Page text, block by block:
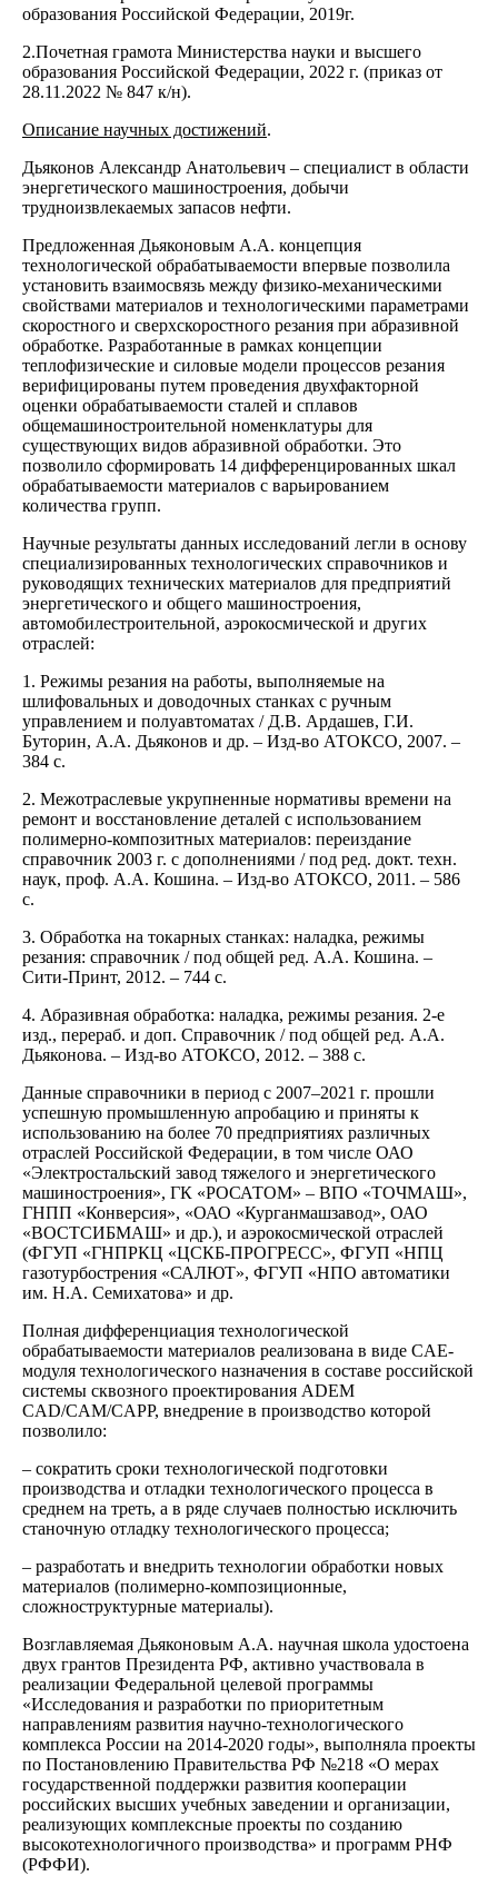
образования Российской Федерации, 2019г.
2.Почетная грамота Министерства науки и высшего
образования Российской Федерации, 2022 г. (приказ от
28.11.2022 № 847 к/н).
Описание научных достижений.
Дьяконов Александр Анатольевич – специалист в области
энергетического машиностроения, добычи
трудноизвлекаемых запасов нефти.
Предложенная Дьяконовым А.А. концепция
технологической обрабатываемости впервые позволила
установить взаимосвязь между физико-механическими
свойствами материалов и технологическими параметрами
скоростного и сверхскоростного резания при абразивной
обработке. Разработанные в рамках концепции
теплофизические и силовые модели процессов резания
верифицированы путем проведения двухфакторной
оценки обрабатываемости сталей и сплавов
общемашиностроительной номенклатуры для
существующих видов абразивной обработки. Это
позволило сформировать 14 дифференцированных шкал
обрабатываемости материалов с варьированием
количества групп.
Научные результаты данных исследований легли в основу
специализированных технологических справочников и
руководящих технических материалов для предприятий
энергетического и общего машиностроения,
автомобилестроительной, аэрокосмической и других
отраслей:
1. Режимы резания на работы, выполняемые на
шлифовальных и доводочных станках с ручным
управлением и полуавтоматах / Д.В. Ардашев, Г.И.
Буторин, А.А. Дьяконов и др. – Изд-во АТОКСО, 2007. –
384 с.
2. Межотраслевые укрупненные нормативы времени на
ремонт и восстановление деталей с использованием
полимерно-композитных материалов: переиздание
справочник 2003 г. с дополнениями / под ред. докт. техн.
наук, проф. А.А. Кошина. – Изд-во АТОКСО, 2011. – 586
с.
3. Обработка на токарных станках: наладка, режимы
резания: справочник / под общей ред. А.А. Кошина. –
Сити-Принт, 2012. – 744 с.
4. Абразивная обработка: наладка, режимы резания. 2-е
изд., перераб. и доп. Справочник / под общей ред. А.А.
Дьяконова. – Изд-во АТОКСО, 2012. – 388 с.
Данные справочники в период с 2007–2021 г. прошли
успешную промышленную апробацию и приняты к
использованию на более 70 предприятиях различных
отраслей Российской Федерации, в том числе ОАО
«Электростальский завод тяжелого и энергетического
машиностроения», ГК «РОСАТОМ» – ВПО «ТОЧМАШ»,
ГНПП «Конверсия», «ОАО «Курганмашзавод», ОАО
«ВОСТСИБМАШ» и др.), и аэрокосмической отраслей
(ФГУП «ГНПРКЦ «ЦСКБ-ПРОГРЕСС», ФГУП «НПЦ
газотурбострения «САЛЮТ», ФГУП «НПО автоматики
им. Н.А. Семихатова» и др.
Полная дифференциация технологической
обрабатываемости материалов реализована в виде CAE-
модуля технологического назначения в составе российской
системы сквозного проектирования ADEM
CAD/CAM/CAPP, внедрение в производство которой
позволило:
– сократить сроки технологической подготовки
производства и отладки технологического процесса в
среднем на треть, а в ряде случаев полностью исключить
станочную отладку технологического процесса;
– разработать и внедрить технологии обработки новых
материалов (полимерно-композиционные,
сложноструктурные материалы).
Возглавляемая Дьяконовым А.А. научная школа удостоена
двух грантов Президента РФ, активно участвовала в
реализации Федеральной целевой программы
«Исследования и разработки по приоритетным
направлениям развития научно-технологического
комплекса России на 2014-2020 годы», выполняла проекты
по Постановлению Правительства РФ №218 «О мерах
государственной поддержки развития кооперации
российских высших учебных заведении и организации,
реализующих комплексные проекты по созданию
высокотехнологичного производства» и программ РНФ
(РФФИ).